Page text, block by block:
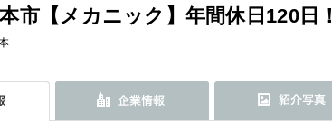
市【メカニック】年間休日120日！